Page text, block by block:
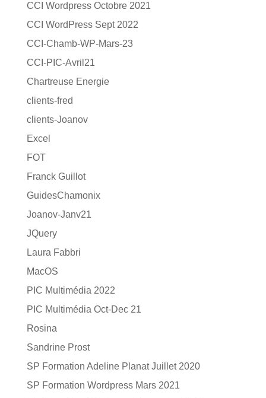
CCI Wordpress Octobre 2021
CCI WordPress Sept 2022
CCI-Chamb-WP-Mars-23
CCI-PIC-Avril21
Chartreuse Energie
clients-fred
clients-Joanov
Excel
FOT
Franck Guillot
GuidesChamonix
Joanov-Janv21
JQuery
Laura Fabbri
MacOS
PIC Multimédia 2022
PIC Multimédia Oct-Dec 21
Rosina
Sandrine Prost
SP Formation Adeline Planat Juillet 2020
SP Formation Wordpress Mars 2021